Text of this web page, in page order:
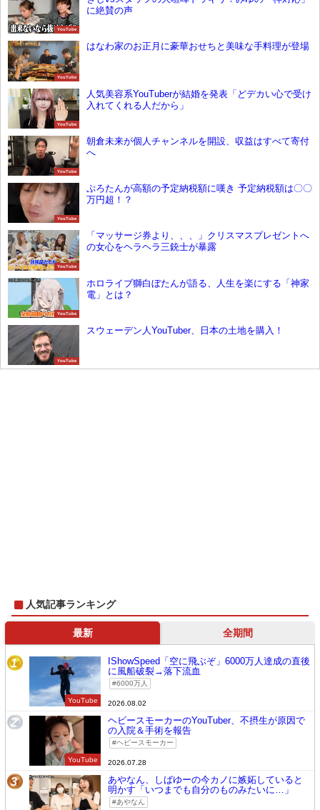
YouTube
に絶賛の声
YouTube
はなわ家のお正月に豪華おせちと美味な手料理が登場
YouTube
人気美容系YouTuberが結婚を発表「どデカい心で受け
入れてくれる人だから」
YouTube
朝倉未来が個人チャンネルを開設、収益はすべて寄付
へ
YouTube
ぷろたんが高額の予定納税額に嘆き 予定納税額は〇〇
万円超！？
YouTube
「マッサージ券より、、、」クリスマスプレゼントへ
の女心をヘラヘラ三銃士が暴露
YouTube
ホロライブ獅白ぼたんが語る、人生を楽にする「神家
電」とは？
YouTube
スウェーデン人YouTuber、日本の土地を購入！
人気記事ランキング
最新 全期間
1
YouTube
IShowSpeed「空に飛ぶぞ」6000万人達成の直後
に風船破裂→落下流血
6000万人
2026.08.02
2
YouTube
ヘビースモーカーのYouTuber、不摂生が原因で
の入院＆手術を報告
ヘビースモーカー
2026.07.28
3
あやなん、しばゆーの今カノに嫉妬していると
明かす「いつまでも自分のものみたいに…」
あやなん